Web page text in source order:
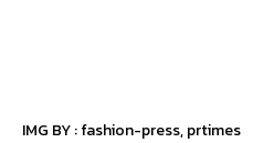
IMG BY :fashion-press,prtimes